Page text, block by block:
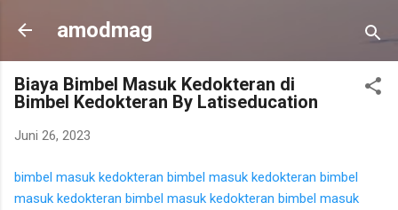
Langsung ke konten utama
amodmag
Biaya Bimbel Masuk Kedokteran di
Bimbel Kedokteran By Latiseducation
Juni 26, 2023
bimbel masuk kedokteran bimbel masuk kedokteran bimbel
masuk kedokteran bimbel masuk kedokteran bimbel masuk